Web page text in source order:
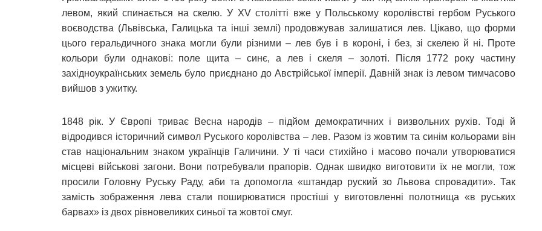
левом, який спинається на скелю. У ХV столітті вже у Польському королівстві гербом Руського
воєводства (Львівська, Галицька та інші землі) продовжував залишатися лев. Цікаво, що форми
цього геральдичного знака могли були різними – лев був і в короні, і без, зі скелею й ні. Проте
кольори були однакові: поле щита – синє, а лев і скеля – золоті. Після 1772 року частину
західноукраїнських земель було приєднано до Австрійської імперії. Давній знак із левом тимчасово
вийшов з ужитку.
1848 рік. У Європі триває Весна народів – підйом демократичних і визвольних рухів. Тоді й
відродився історичний символ Руського королівства – лев. Разом із жовтим та синім кольорами він
став національним знаком українців Галичини. У ті часи стихійно і масово почали утворюватися
місцеві військові загони. Вони потребували прапорів. Однак швидко виготовити їх не могли, тож
просили Головну Руську Раду, аби та допомогла «штандар руский зо Львова спровадити». Так
замість зображення лева стали поширюватися простіші у виготовленні полотнища «в руських
барвах» із двох рівновеликих синьої та жовтої смуг.